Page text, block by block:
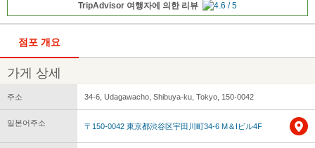
TripAdvisor 여행자에 의한 리뷰
점포 개요
가게 상세
주소 34-6, Udagawacho, Shibuya-ku, Tokyo, 150-0042
일본어주소 〒150-0042 東京都渋谷区宇田川町34-6 M＆Iビル4F